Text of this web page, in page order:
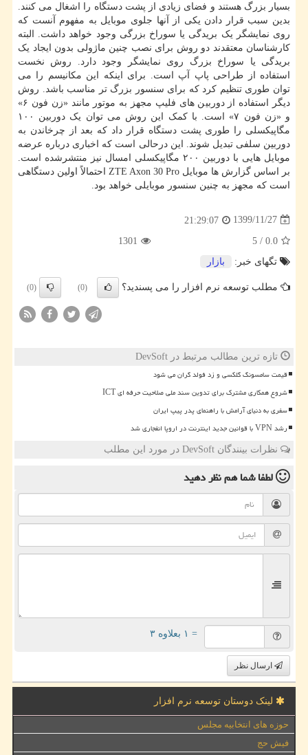
بسیار بزرگ هستند و فضای زیادی از پشت دستگاه را اشغال می کنند.
بدین سبب قرار دادن یکی از آنها جلوی موبایل به مفهوم آنست که
روی نمایشگر یک بریدگی یا سوراخ بزرگی وجود خواهد داشت. البته
کارشناسان معتقدند دو روش برای نصب چنین ماژولی بدون ایجاد یک
بریدگی یا سوراخ بزرگ روی نمایشگر وجود دارد. روش نخست
استفاده از طراحی پاپ آپ است. برای اینکه این مکانیسم را می
توان طوری تنظیم کرد که برای سنسور بزرگ تر مناسب باشد. روش
دیگر استفاده از دوربین های فلیپ مجهز به موتور مانند «زن فون ۶»
و «زن فون ۷» است. با کمک این روش می توان یک دوربین ۱۰۰
مگاپیکسلی را طوری پشت دستگاه قرار داد که بعد از چرخاندن به
دوربین سلفی تبدیل شوند. این درحالی است که اخباری درباره عرضه
موبایل هایی با دوربین ۲۰۰ مگاپیکسلی امسال نیز منتشرشده است.
بر اساس گزارش ها موبایل ZTE Axon 30 Pro احتمالاً اولین دستگاهی
است که مجهز به چنین سنسور موبایلی خواهد بود.
1399/11/27
21:29:07
0.0
/
5
1301
تگهای خبر:
بازار
مطلب توسعه نرم افزار را می پسندید؟ (0)
(0)
تازه ترین مطالب مرتبط در DevSoft
قیمت سامسونگ گلکسی و زد فولد گران می شود
شروع همکاری مشترک برای تدوین سند ملی صلاحیت حرفه ای ICT
سفری به دنیای آرامش با راهنمای پدر پیپ ایران
رشد VPN با قوانین جدید اینترنت در اروپا انفجاری شد
نظرات بینندگان DevSoft در مورد این مطلب
لطفا شما همنظر دهید
= ۱ بعلاوه ۳
ارسال نظر
لینک دوستان توسعه نرم افزار
حوزه های انتخابیه مجلس
فیش حج